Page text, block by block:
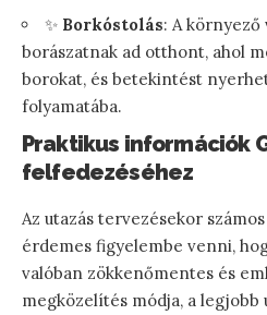
✨ Borkóstolás: A környező
borászatnak ad otthont, ahol
borokat, és betekintést
folyamatába.
Praktikus információk
felfedezéséhez
Az utazás tervezésekor
érdemes figyelembe venni,
valóban zökkenőmentes és
megközelítés módja, a legjobb